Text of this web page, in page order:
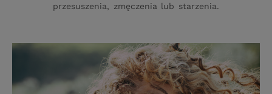
przesuszenia, zmęczenia lub starzenia.